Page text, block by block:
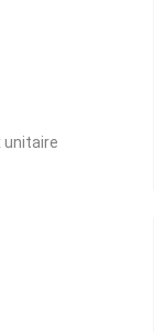
unitaire